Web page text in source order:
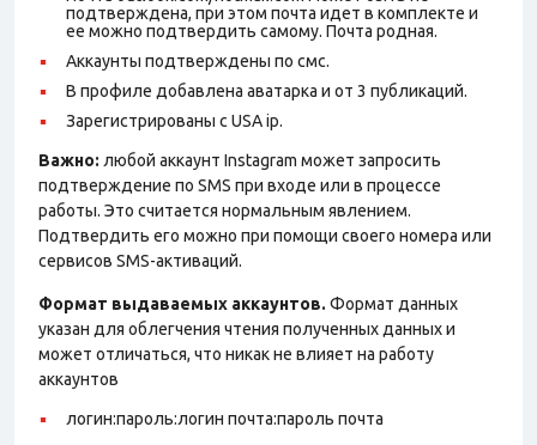
подтверждена, при этом почта идет в комплекте и
ее можно подтвердить самому. Почта родная.
Аккаунты подтверждены по смс.
В профиле добавлена аватарка и от 3 публикаций.
Зарегистрированы с USA ip.
Важно: любой аккаунт Instagram может запросить
подтверждение по SMS при входе или в процессе
работы. Это считается нормальным явлением.
Подтвердить его можно при помощи своего номера или
сервисов SMS-активаций.
Формат выдаваемых аккаунтов. Формат данных
указан для облегчения чтения полученных данных и
может отличаться, что никак не влияет на работу
аккаунтов
логин:пароль:логин почта:пароль почта